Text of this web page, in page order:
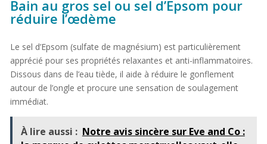
Bain au gros sel ou sel d’Epsom pour
réduire l’œdème
Le sel d’Epsom (sulfate de magnésium) est particulièrement
apprécié pour ses propriétés relaxantes et anti-inflammatoires.
Dissous dans de l’eau tiède, il aide à réduire le gonflement
autour de l’ongle et procure une sensation de soulagement
immédiat.
À lire aussi : Notre avis sincère sur Eve and Co :